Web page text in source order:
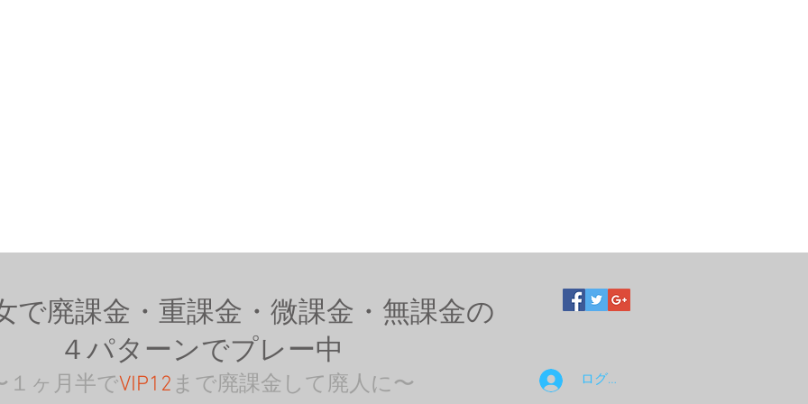
で廃課金・重課金・微課金・無課金の
４パターンでプレー中
１ヶ月半でVIP12 まで廃課金して廃人に〜 ログイン